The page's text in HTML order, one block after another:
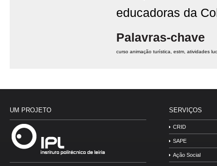
educadoras da
Palavras-chave
curso animação turística estm atividades
UM PROJETO SERVIÇOS
CRID
SAPE
Ação Social